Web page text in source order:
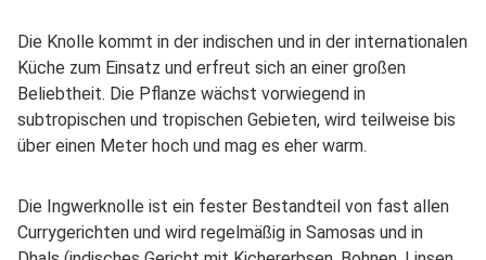
Die Knolle kommt in der indischen und in der internationalen
Küche zum Einsatz und erfreut sich an einer großen
Beliebtheit. Die Pflanze wächst vorwiegend in
subtropischen und tropischen Gebieten, wird teilweise bis
über einen Meter hoch und mag es eher warm.
Die Ingwerknolle ist ein fester Bestandteil von fast allen
Currygerichten und wird regelmäßig in Samosas und in